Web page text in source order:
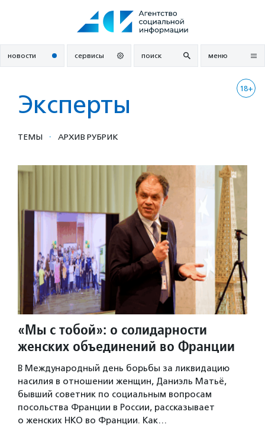
новости сервисы поиск меню
18+
Эксперты
ТЕМЫ · АРХИВ РУБРИК
«Мы с тобой»: о солидарности
женских объединений во Франции
В Международный день борьбы за ликвидацию
насилия в отношении женщин, Даниэль Матьё,
бывший советник по социальным вопросам
посольства Франции в России, рассказывает
о женских НКО во Франции. Как…